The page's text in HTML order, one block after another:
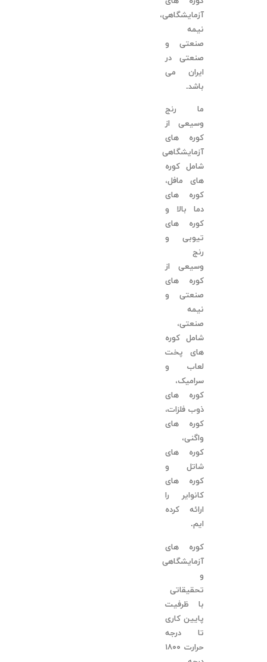
آزمایشگاهی،
نیمه
صنعتی و
صنعتی در
ایران می
باشد.
ما رنج
وسیعی از
کوره های
آزمایشگاهی
شامل کوره
های مافل،
کوره های
دما بالا و
کوره های
تیوبی و
رنج
وسیعی از
کوره های
صنعتی و
نیمه
صنعتی،
شامل کوره
های پخت
لعاب و
سرامیک،
کوره های
ذوب فلزات،
کوره های
واگنی،
کوره های
شاتل و
کوره های
کانوایر را
ارائه کرده
ایم.
کوره های
آزمایشگاهی
و
تحقیقاتی
با ظرفیت
پایین کاری
تا درجه
حرارت ١٨٠٠